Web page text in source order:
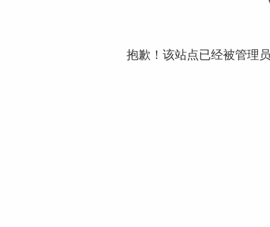
抱歉！该站点已经被管理